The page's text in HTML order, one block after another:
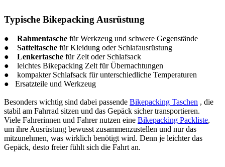
Typische Bikepacking Ausrüstung
● Rahmentasche für Werkzeug und schwere Gegenstände
● Satteltasche für Kleidung oder Schlafausrüstung
● Lenkertasche für Zelt oder Schlafsack
● leichtes Bikepacking Zelt für Übernachtungen
● kompakter Schlafsack für unterschiedliche Temperaturen
● Ersatzteile und Werkzeug
Besonders wichtig sind dabei passende Bikepacking Taschen , die
stabil am Fahrrad sitzen und das Gepäck sicher transportieren.
Viele Fahrerinnen und Fahrer nutzen eine Bikepacking Packliste,
um ihre Ausrüstung bewusst zusammenzustellen und nur das
mitzunehmen, was wirklich benötigt wird. Denn je leichter das
Gepäck, desto freier fühlt sich die Fahrt an.